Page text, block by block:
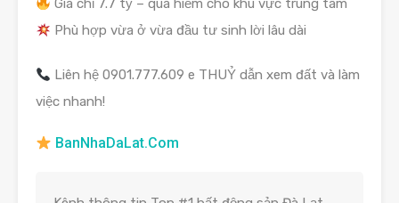
Giá chỉ 7.7 tỷ – quá hiếm cho khu vực trung tâm
Phù hợp vừa ở vừa đầu tư sinh lời lâu dài
Liên hệ 0901.777.609 e THUỶ dẫn xem đất và làm
việc nhanh!
BanNhaDaLat.Com